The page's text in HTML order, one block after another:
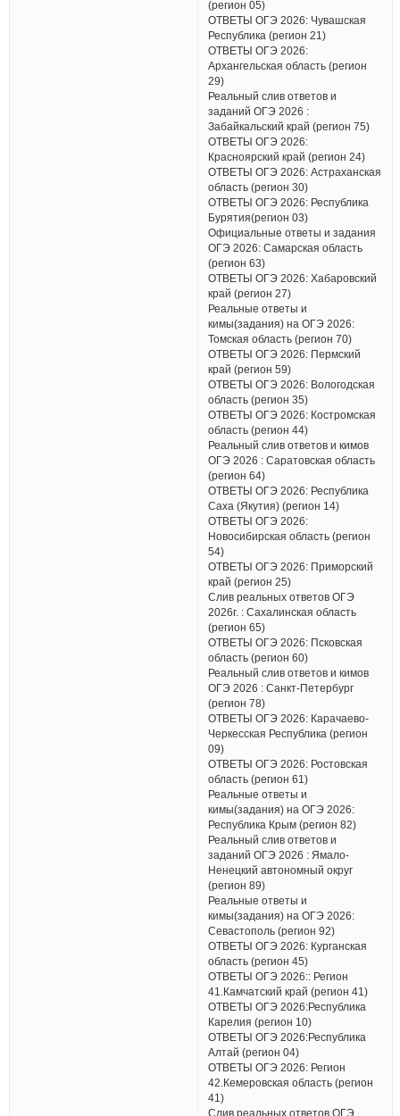
(регион 05)
ОТВЕТЫ ОГЭ 2026: Чувашская
Республика (регион 21)
ОТВЕТЫ ОГЭ 2026:
Архангельская область (регион
29)
Реальный слив ответов и
заданий ОГЭ 2026 :
Забайкальский край (регион 75)
ОТВЕТЫ ОГЭ 2026:
Красноярский край (регион 24)
ОТВЕТЫ ОГЭ 2026: Астраханская
область (регион 30)
ОТВЕТЫ ОГЭ 2026: Республика
Бурятия(регион 03)
Официальные ответы и задания
ОГЭ 2026: Самарская область
(регион 63)
ОТВЕТЫ ОГЭ 2026: Хабаровский
край (регион 27)
Реальные ответы и
кимы(задания) на ОГЭ 2026:
Томская область (регион 70)
ОТВЕТЫ ОГЭ 2026: Пермский
край (регион 59)
ОТВЕТЫ ОГЭ 2026: Вологодская
область (регион 35)
ОТВЕТЫ ОГЭ 2026: Костромская
область (регион 44)
Реальный слив ответов и кимов
ОГЭ 2026 : Саратовская область
(регион 64)
ОТВЕТЫ ОГЭ 2026: Республика
Саха (Якутия) (регион 14)
ОТВЕТЫ ОГЭ 2026:
Новосибирская область (регион
54)
ОТВЕТЫ ОГЭ 2026: Приморский
край (регион 25)
Слив реальных ответов ОГЭ
2026г. : Сахалинская область
(регион 65)
ОТВЕТЫ ОГЭ 2026: Псковская
область (регион 60)
Реальный слив ответов и кимов
ОГЭ 2026 : Санкт-Петербург
(регион 78)
ОТВЕТЫ ОГЭ 2026: Карачаево-
Черкесская Республика (регион
09)
ОТВЕТЫ ОГЭ 2026: Ростовская
область (регион 61)
Реальные ответы и
кимы(задания) на ОГЭ 2026:
Республика Крым (регион 82)
Реальный слив ответов и
заданий ОГЭ 2026 : Ямало-
Ненецкий автономный округ
(регион 89)
Реальные ответы и
кимы(задания) на ОГЭ 2026:
Севастополь (регион 92)
ОТВЕТЫ ОГЭ 2026: Курганская
область (регион 45)
ОТВЕТЫ ОГЭ 2026:: Регион
41.Камчатский край (регион 41)
ОТВЕТЫ ОГЭ 2026:Республика
Карелия (регион 10)
ОТВЕТЫ ОГЭ 2026:Республика
Алтай (регион 04)
ОТВЕТЫ ОГЭ 2026: Регион
42.Кемеровская область (регион
41)
Слив реальных ответов ОГЭ